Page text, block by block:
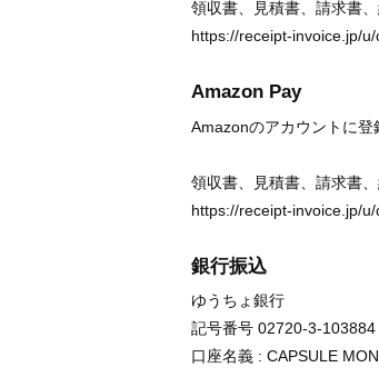
領収書、見積書、請求書
https://receipt-invoice.jp/
Amazon Pay
Amazonのアカウントに登
領収書、見積書、請求書
https://receipt-invoice.jp/
銀行振込
ゆうちょ銀行
記号番号 02720-3-103884
口座名義 : CAPSULE